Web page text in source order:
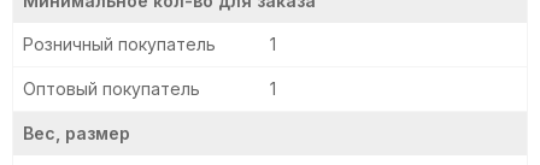
Розничный покупатель 1
Оптовый покупатель 1
Вес, размер